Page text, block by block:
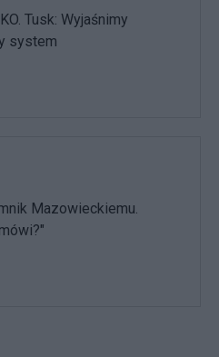
Tusk: Wyjaśnimy
system
Mazowieckiemu.